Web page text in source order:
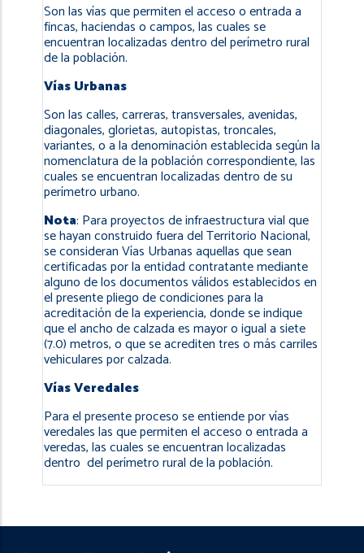
Son las vías que permiten el acceso o entrada a
fincas, haciendas o campos, las cuales se
encuentran localizadas dentro del perímetro rural
de la población.
Vías Urbanas
Son las calles, carreras, transversales, avenidas,
diagonales, glorietas, autopistas, troncales,
variantes, o a la denominación establecida según la
nomenclatura de la población correspondiente, las
cuales se encuentran localizadas dentro de su
perímetro urbano.
Nota: Para proyectos de infraestructura vial que
se hayan construido fuera del Territorio Nacional,
se consideran Vías Urbanas aquellas que sean
certificadas por la entidad contratante mediante
alguno de los documentos válidos establecidos en
el presente pliego de condiciones para la
acreditación de la experiencia, donde se indique
que el ancho de calzada es mayor o igual a siete
(7.0) metros, o que se acrediten tres o más carriles
vehiculares por calzada.
Vías Veredales
Para el presente proceso se entiende por vías
veredales las que permiten el acceso o entrada a
veredas, las cuales se encuentran localizadas
dentro del perímetro rural de la población.